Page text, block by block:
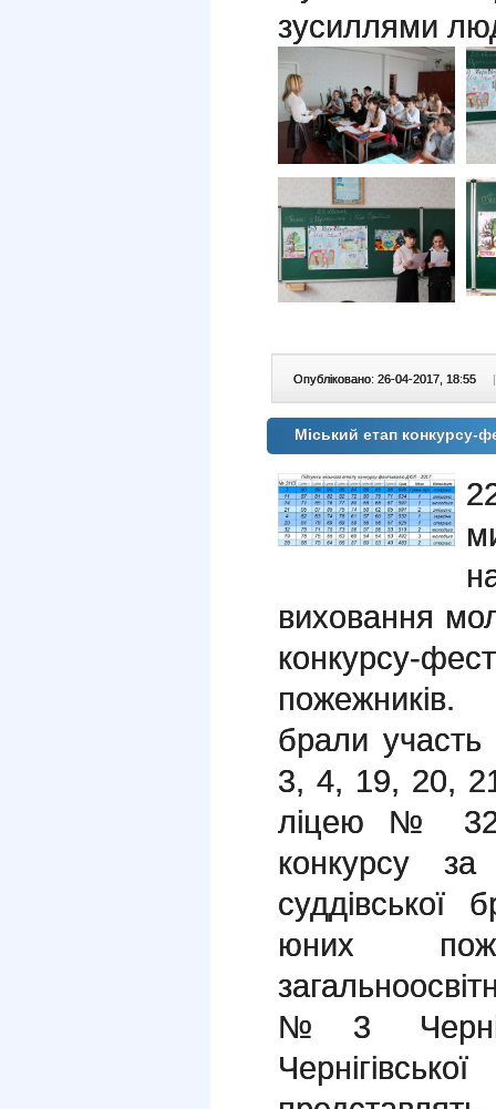
зусиллями
Опубліковано: 26-04-2017, 18:55 |
Міський етап конкурсу-
виховання
конкурсу-
пожежників.
брали
3, 4, 19, 20,
ліцею № 32.
конкурсу
суддівської
юних
№3